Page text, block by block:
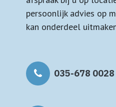
persoonlijk advies op
kan onderdeel
035-678 0028